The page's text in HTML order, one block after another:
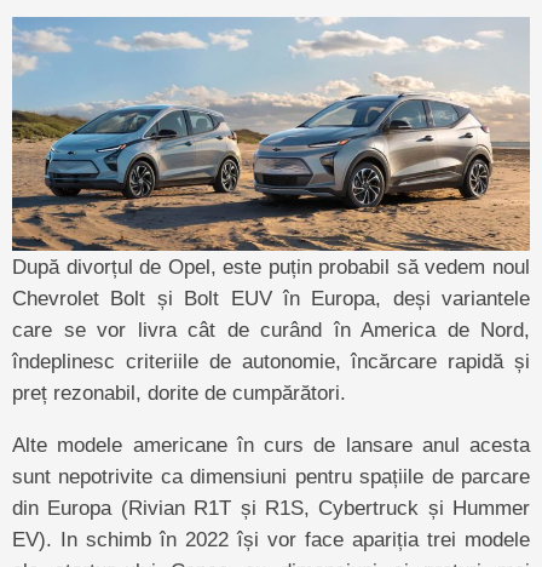
După divorțul de Opel, este puțin probabil să vedem noul
Chevrolet Bolt și Bolt EUV în Europa, deși variantele
care se vor livra cât de curând în America de Nord,
îndeplinesc criteriile de autonomie, încărcare rapidă și
preț rezonabil, dorite de cumpărători.
Alte modele americane în curs de lansare anul acesta
sunt nepotrivite ca dimensiuni pentru spațiile de parcare
din Europa (Rivian R1T și R1S, Cybertruck și Hummer
EV). In schimb în 2022 își vor face apariția trei modele